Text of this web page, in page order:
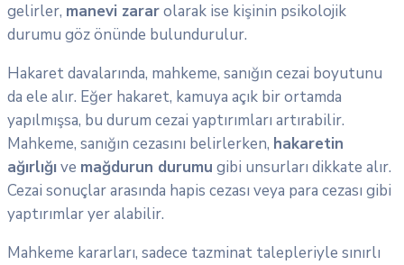
gelirler, manevi zararolarak ise kişinin psikolojik
durumu göz önünde bulundurulur.
Hakaret davalarında, mahkeme, sanığın cezai boyutunu
da ele alır. Eğer hakaret, kamuya açık bir ortamda
yapılmışsa, bu durum cezai yaptırımları artırabilir.
Mahkeme, sanığın cezasını belirlerken, hakaretin
ağırlığı ve mağdurun durumu gibi unsurları dikkate alır.
Cezai sonuçlar arasında hapis cezası veya para cezası gibi
yaptırımlar yer alabilir.
Mahkeme kararları, sadece tazminat talepleriyle sınırlı